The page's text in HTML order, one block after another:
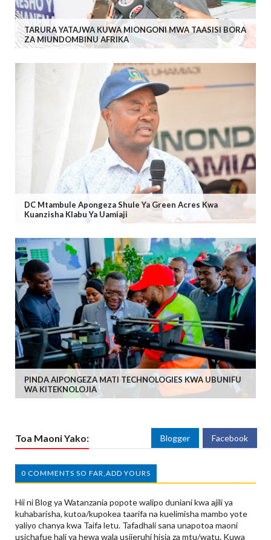
TARURA YATAJWA KUWA MIONGONI MWA TAASISI BORA
ZA MIUNDOMBINU AFRIKA
DC Mtambule Apongeza Shule Ya Green Acres Kwa
Kuanzisha Klabu Ya Uamiaji
PINDA AIPONGEZA MATI TECHNOLOGIES KWA UBUNIFU
WA KITEKNOLOJIA
Toa Maoni Yako: Blogger Facebook
0 COMMENTS SO FAR,ADD YOURS
Hii ni Blog ya Watanzania popote walipo duniani kwa ajili ya
kuhabarisha, kutoa/kupokea taarifa na kuelimisha mambo yote
yaliyo chanya kwa Taifa letu. Tafadhali sana unapotoa maoni
usichafue hali ya hewa wala usijeruhi hisia za mtu/watu. Kuwa